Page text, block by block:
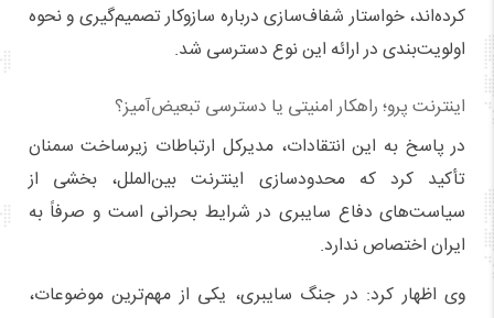
کرده‌اند، خواستار شفاف‌سازی درباره سازوکار تصمیم‌گیری و نحوه
اولویت‌بندی در ارائه این نوع دسترسی شد.
اینترنت پرو؛ راهکار امنیتی یا دسترسی تبعیض‌آمیز؟
در پاسخ به این انتقادات، مدیرکل ارتباطات زیرساخت سمنان
تأکید کرد که محدودسازی اینترنت بین‌الملل، بخشی از
سیاست‌های دفاع سایبری در شرایط بحرانی است و صرفاً به
ایران اختصاص ندارد.
وی اظهار کرد: در جنگ سایبری، یکی از مهم‌ترین موضوعات،